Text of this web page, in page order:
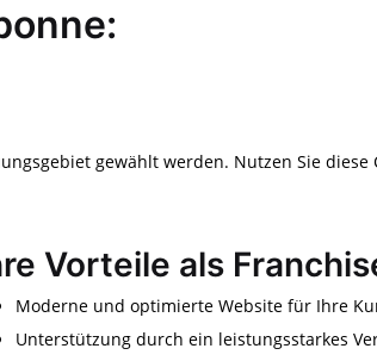
gewählt werden. Nutzen Sie diese
Vorteile als
Moderne und optimierte Website für Ihre
Unterstützung durch ein leistungsstarkes